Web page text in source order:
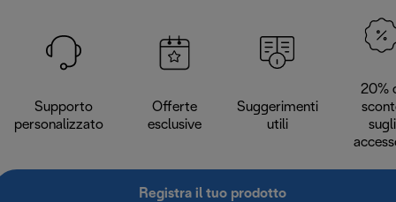
Supporto
personalizzato
Offerte
esclusive
Suggerimenti
utili
20%
sugli
Registra il tuo prodotto